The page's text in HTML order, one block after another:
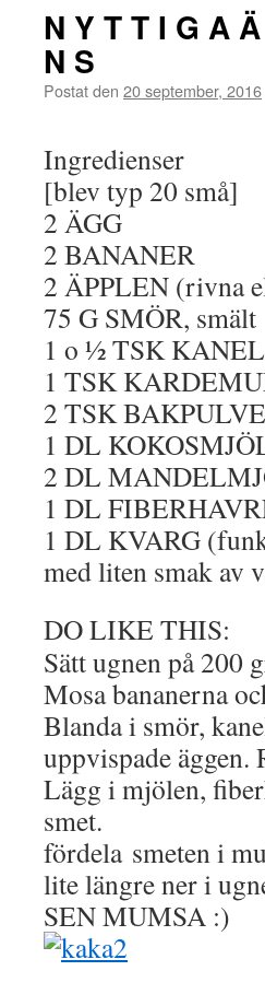
N Y T T I G A
N S
Postat den 20 september, 2016
Ingredienser
[blev typ 20 små]
2 ÄGG
2 BANANER
2 ÄPPLEN (rivna
75 G SMÖR, smält
1 o ½ TSK KANEL
1 TSK
2 TSK
1 DL
2 DL
1 DL
1 DL KVARG
med liten smak av
DO LIKE THIS:
Sätt ugnen på 200
Mosa bananerna
Blanda i smör,
uppvispade äggen.
Lägg i mjölen,
smet.
fördela smeten i
lite längre ner i
SEN MUMSA :)